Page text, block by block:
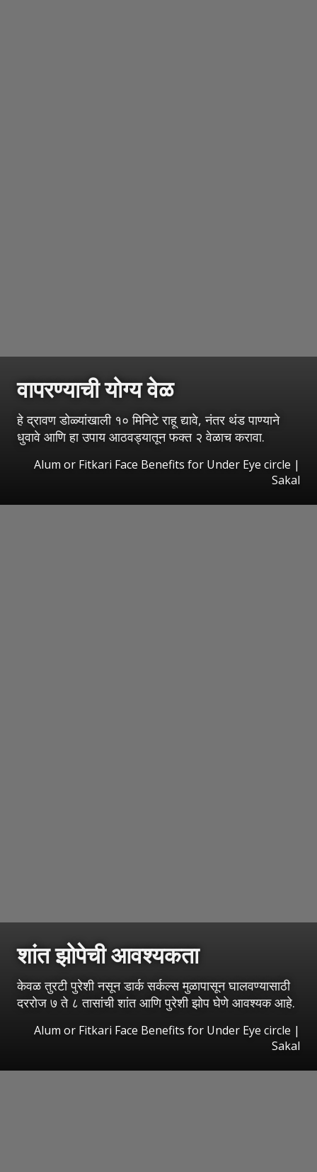
वापरण्याची योग्य वेळ
हे द्रावण डोळ्यांखाली १० मिनिटे राहू द्यावे, नंतर थंड पाण्याने
धुवावे आणि हा उपाय आठवड्यातून फक्त २ वेळाच करावा.
Alum or Fitkari Face Benefits for Under Eye circle |
Sakal
शांत झोपेची आवश्यकता
केवळ तुरटी पुरेशी नसून डार्क सर्कल्स मुळापासून घालवण्यासाठी
दररोज ७ ते ८ तासांची शांत आणि पुरेशी झोप घेणे आवश्यक आहे.
Alum or Fitkari Face Benefits for Under Eye circle |
Sakal